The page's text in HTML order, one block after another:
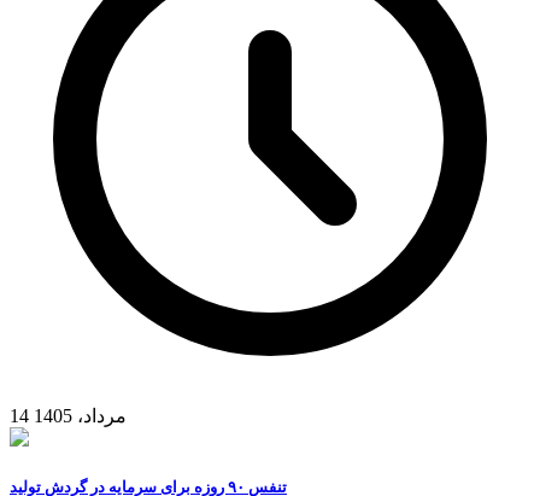
14 مرداد، 1405
تنفس ۹۰ روزه برای سرمایه در گردش تولید